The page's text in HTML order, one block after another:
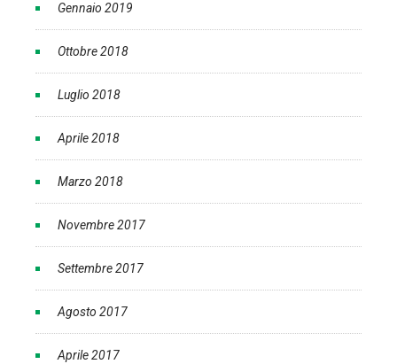
Gennaio 2019
Ottobre 2018
Luglio 2018
Aprile 2018
Marzo 2018
Novembre 2017
Settembre 2017
Agosto 2017
Aprile 2017